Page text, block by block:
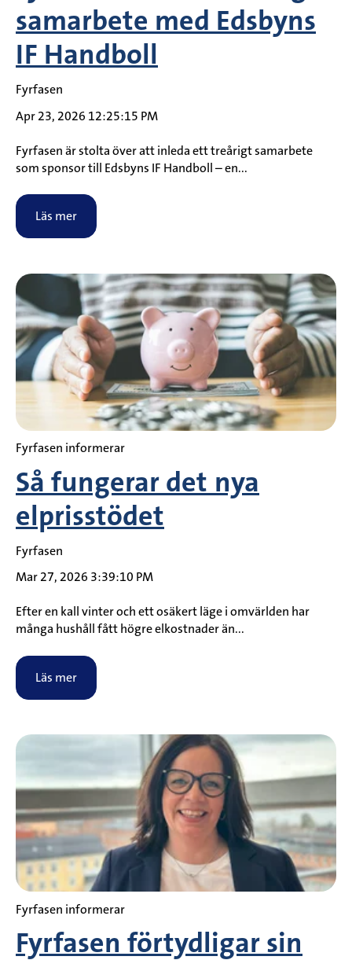
samarbete med Edsbyns
IF Handboll
Fyrfasen
Apr 23, 2026 12:25:15 PM
Fyrfasen är stolta över att inleda ett treårigt samarbete
som sponsor till Edsbyns IF Handboll – en...
Läs mer
Fyrfasen informerar
Så fungerar det nya
elprisstödet
Fyrfasen
Mar 27, 2026 3:39:10 PM
Efter en kall vinter och ett osäkert läge i omvärlden har
många hushåll fått högre elkostnader än...
Läs mer
Fyrfasen informerar
Fyrfasen förtydligar sin